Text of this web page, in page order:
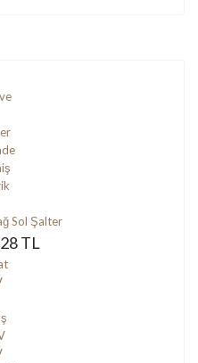
Sol Şalter
TL